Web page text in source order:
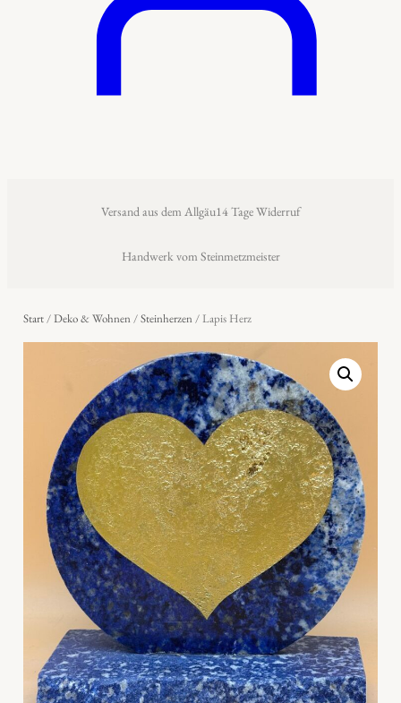
Versand aus dem Allgäu14 Tage Widerruf
Handwerk vom Steinmetzmeister
Start/Deko & Wohnen/Steinherzen/ Lapis Herz